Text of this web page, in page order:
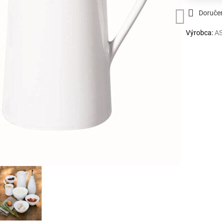
Výrobca: